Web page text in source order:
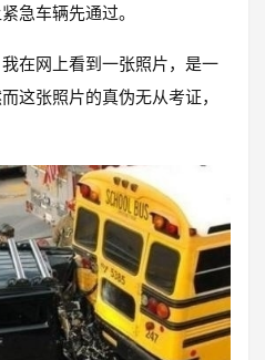
急车辆先通过。
在网上看到一张照片，是一
这张照片的真伪无从考证，